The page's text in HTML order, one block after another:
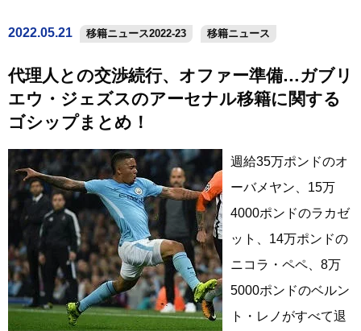
2022.05.21 移籍ニュース2022-23 移籍ニュース
代理人との交渉続行、オファー準備…ガブリ
エウ・ジェズスのアーセナル移籍に関する
ゴシップまとめ！
週給35万ポンドのオ
ーバメヤン、15万
4000ポンドのラカゼ
ット、14万ポンドの
ニコラ・ペペ、8万
5000ポンドのベルン
ト・レノがすべて退